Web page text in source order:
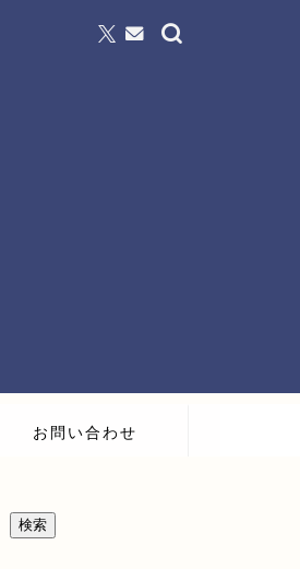
お問い合わせ
検索